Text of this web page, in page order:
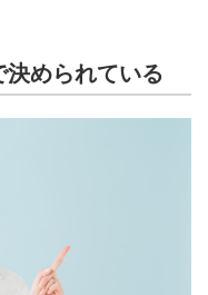
められている